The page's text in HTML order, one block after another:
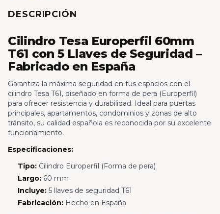
DESCRIPCIÓN
Cilindro Tesa Europerfil 60mm
T61 con 5 Llaves de Seguridad –
Fabricado en España
Garantiza la máxima seguridad en tus espacios con el
cilindro Tesa T61, diseñado en forma de pera (Europerfil)
para ofrecer resistencia y durabilidad. Ideal para puertas
principales, apartamentos, condominios y zonas de alto
tránsito, su calidad española es reconocida por su excelente
funcionamiento.
Especificaciones:
Tipo:Cilindro Europerfil (Forma de pera)
Largo:60 mm
Incluye:5 llaves de seguridad T61
Fabricación:Hecho en España